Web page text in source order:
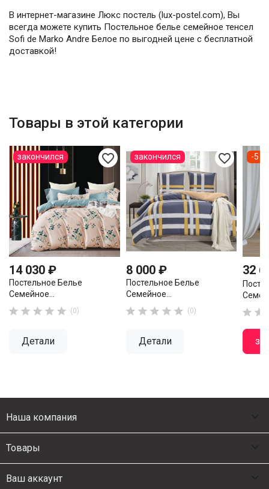
В интернет-магазине Люкс постель (lux-postel.com), Вы
всегда можете купить Постельное белье семейное тенсел
Sofi de Marko Andre Белое по выгодней цене с бесплатной
доставкой!
Товары в этой категории
favorite_border
14 030 ₽
Постельное Белье
Семейное...
     (0)
Детали
закончился favorite_border
8 000 ₽
Постельное Белье
Семейное...
     (0)
Детали
закончился
32
 
-5
Наша компания
Товары
Ваш аккаунт